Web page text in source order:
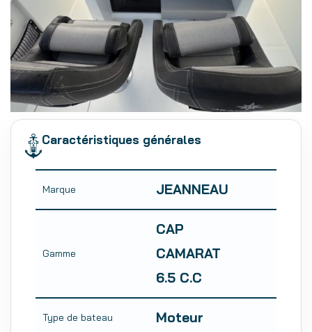
Caractéristiques générales
Marque JEANNEAU
Gamme
CAP
CAMARAT
6.5 C.C
Type de bateau Moteur